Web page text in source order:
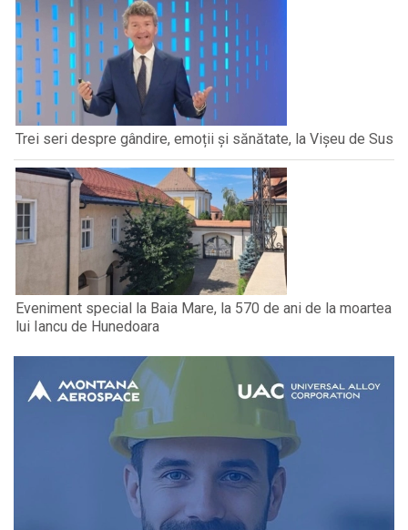
Trei seri despre gândire, emoții și sănătate, la Vișeu de Sus
Eveniment special la Baia Mare, la 570 de ani de la moartea
lui Iancu de Hunedoara